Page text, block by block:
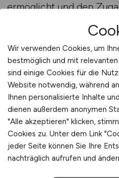
ermöglicht und den
Stellenanzeigen auf
schalten
Pflegedienste
Viele ambulante
Frage, wie sie ihr
Fachkräftemangels
Wir verwenden Cookies, um
bestmöglich und mit
sind einige Cookies für die
Website notwendig, während
Ihnen personalisierte Inhalte
dienen außerdem anonymen
"Alle akzeptieren" klicken,
Cookies zu. Unter dem Link
jeder Seite können Sie Ihre
nachträglich aufrufen und